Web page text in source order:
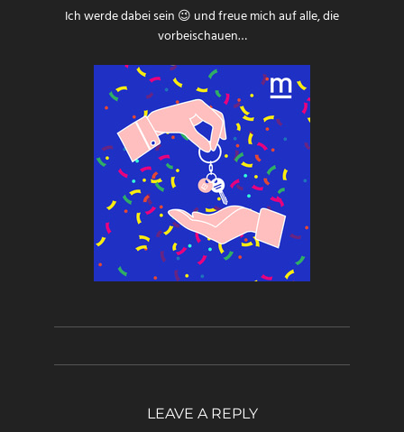
Ich werde dabei sein 😉 und freue mich auf alle, die
vorbeischauen…
LEAVE A REPLY